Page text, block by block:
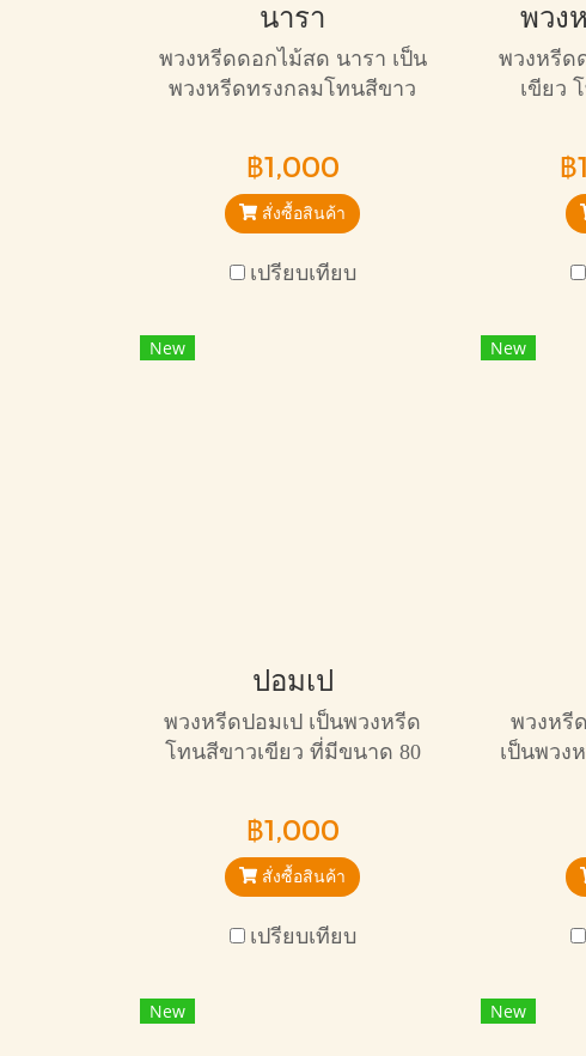
นารา
พวงหรีดดอกไม้สด นารา เป็น
พวงหรีดทรงกลมโทนสีขาว
ราคา
฿1,000
สั่งซื้อสินค้า
เปรียบเทียบ
พวง
พวงหรีด
เขียว
เหมาะ
฿
New
ปอมเป
พวงหรีดปอมเป เป็นพวงหรีด
โทนสีขาวเขียว ที่มีขนาด 80
ให้กำลังใจกับครอบครัวผู้เสีย
วายชนม์
฿1,000
สั่งซื้อสินค้า
เปรียบเทียบ
New
พวงหรี
เป็นพวง
กับก
New New